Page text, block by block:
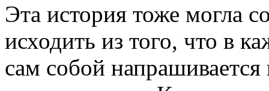
Эта история тоже могла
исходить из того, что в
сам собой